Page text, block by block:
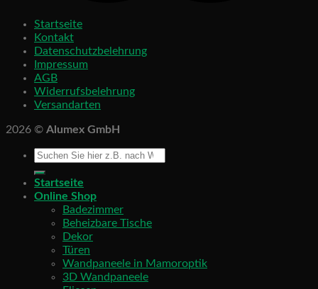
Startseite
Kontakt
Datenschutzbelehrung
Impressum
AGB
Widerrufsbelehrung
Versandarten
2026 © Alumex GmbH
Startseite
Online Shop
Badezimmer
Beheizbare Tische
Dekor
Türen
Wandpaneele in Mamoroptik
3D Wandpaneele